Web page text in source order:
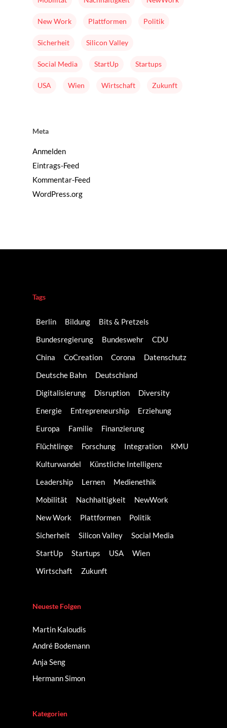
New Work Plattformen Politik
Sicherheit Silicon Valley
Social Media StartUp Startups
USA Wien Wirtschaft Zukunft
Meta
Anmelden
Eintrags-Feed
Kommentar-Feed
WordPress.org
Tags
Berlin Bildung
Bits & Pretzels
Bundesregierung
Bundeswehr
CDU
China
CoCreation Corona
Datenschutz
Deutsche Bahn
Deutschland
Digitalisierung
Disruption
Diversity
Energie
Entrepreneurship
Erziehung
Europa
Familie
Finanzierung
Flüchtlinge
Forschung Integration
KMU
Kulturwandel
Künstliche Intelligenz
Leadership
Lernen
Medienethik
Mobilität
Nachhaltigkeit
NewWork
New Work
Plattformen
Politik
Sicherheit
Silicon Valley
Social Media
StartUp
Startups USA
Wien
Wirtschaft
Zukunft
Neueste Folgen
Martin Kaloudis
André Bodemann
Anja Seng
Hermann Simon
Kategorien